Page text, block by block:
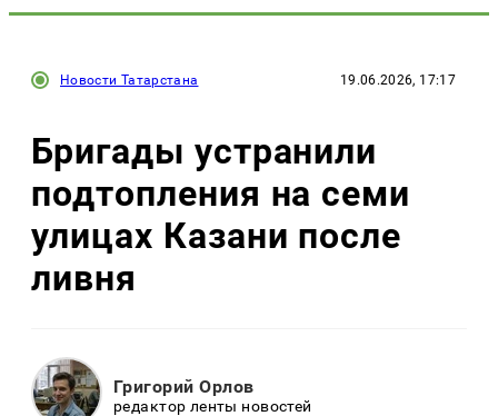
Новости Татарстана 19.06.2026, 17:17
Бригады устранили
подтопления на семи
улицах Казани после
ливня
Григорий Орлов
редактор ленты новостей